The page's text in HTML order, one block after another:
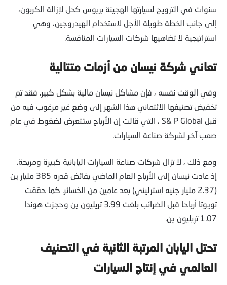
سنوات في الترويج لسيارتها الهجينة بريوس كحل لإزالة الكربون،
إلى جانب الخطة طويلة الأجل لاستخدام الهيدروجين، وهي
استراتيجية لا تضاهيها شركات السيارات المنافسة.
تعاني شركة نيسان من أزمات متتالية
وفي الوقت نفسه ، فإن مشاكل نيسان مالية بشكل كبير. فقد تم
تخفيض تصنيفها الائتماني هذا الشهر إلى وضع غير مرغوب فيه من
قبل S& P Global ، التي قالت إن الأرباح ستتعرض لضغوط في عام
صعب آخر لشركة صناعة السيارات.
ومع ذلك ، لا تزال شركات صناعة السيارات اليابانية كبيرة ومربحة.
إذ عادت نيسان إلى الأرباح العام الماضي بفائض قدره 385 مليار ين
(2.37 مليار جنيه إسترليني) بعد عامين من الخسائر. كما حققت
تويوتا أرباحا قبل الضرائب بلغت 3.99 تريليون ين وحجزت هوندا
1.07 تريليون ين.
تحتل اليابان المرتبة الثانية في التصنيف
العالمي في إنتاج السيارات